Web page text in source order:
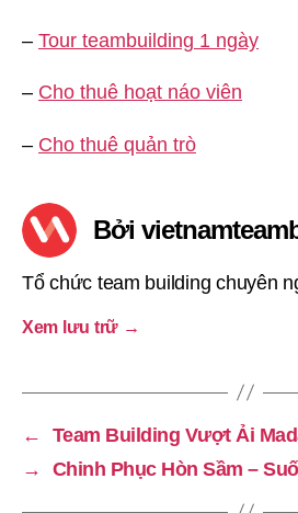
– Tour teambuilding 1 ngày
– Cho thuê hoạt náo viên
– Cho thuê quản trò
Bởi
Tổ chức team building chuyên
Xem lưu trữ →
←
Team Building Vượt Ải
→
Chinh Phục Hòn Sầm –